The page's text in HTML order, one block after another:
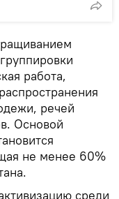
работа,
речей
Основой
не менее 60%
среди